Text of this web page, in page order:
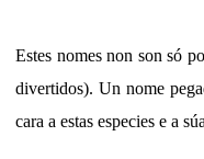
Estes nomes non son só
divertidos). Un nome
cara a estas especies e a